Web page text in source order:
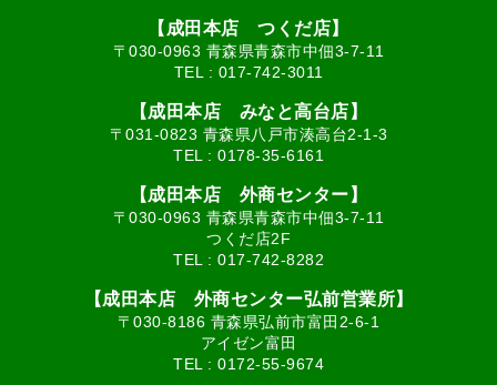
【成田本店 つくだ店】
〒030-0963 青森県青森市中佃3-7-11
TEL : 017-742-3011
【成田本店 みなと高台店】
〒031-0823 青森県八戸市湊高台2-1-3
TEL : 0178-35-6161
【成田本店 外商センター】
〒030-0963 青森県青森市中佃3-7-11
つくだ店2F
TEL : 017-742-8282
【成田本店 外商センター弘前営業所】
〒030-8186 青森県弘前市富田2-6-1
アイゼン富田
TEL : 0172-55-9674